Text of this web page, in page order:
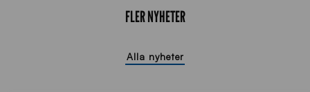
FLER NYHETER
Alla nyheter